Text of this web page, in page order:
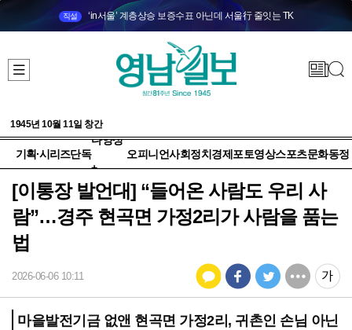
직설 ‘in서울’ 계층상승 보증수표 아닌데 서울行 줄잇는 TK
1945년 10월 11일 창간
기획·시리즈단독
다양성
+
오피니언사회정치 경제 포토영상스포츠문화동정
[이통장 발언대] “들어온 사람도 우리 사
람”…경주 현곡면 가정2리가 사람을 품는
법
2026-06-06 10:11
마을발전기금 없앤 현곡면 가정2리, 귀촌인 손님 아닌